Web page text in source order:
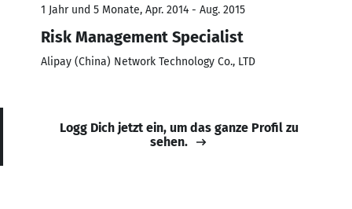
1 Jahr und 5 Monate, Apr. 2014 - Aug. 2015
Risk Management Specialist
Alipay (China) Network Technology Co., LTD
Logg Dich jetzt ein, um das ganze Profil zu
sehen.